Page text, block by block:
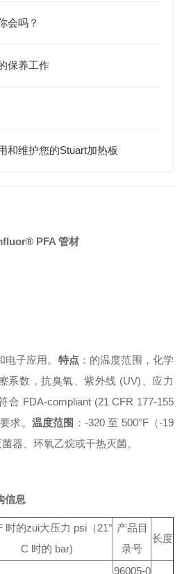
会吗？
保养工作
和维护您的Stuart加热板
PFA 管材
子应用。 特点 ：的温度范围，化学
系数，抗臭氧、紫外线 (UV)、应力
合 FDA-compliant (21 CFR 177-155
求。 温度范围 ：-320 至 500°F（-19
菌器、环氧乙烷或干热灭菌。
信息
时的zui大压力 psi（21°
C 时的 bar)
产品目
录号
长度
96005-0